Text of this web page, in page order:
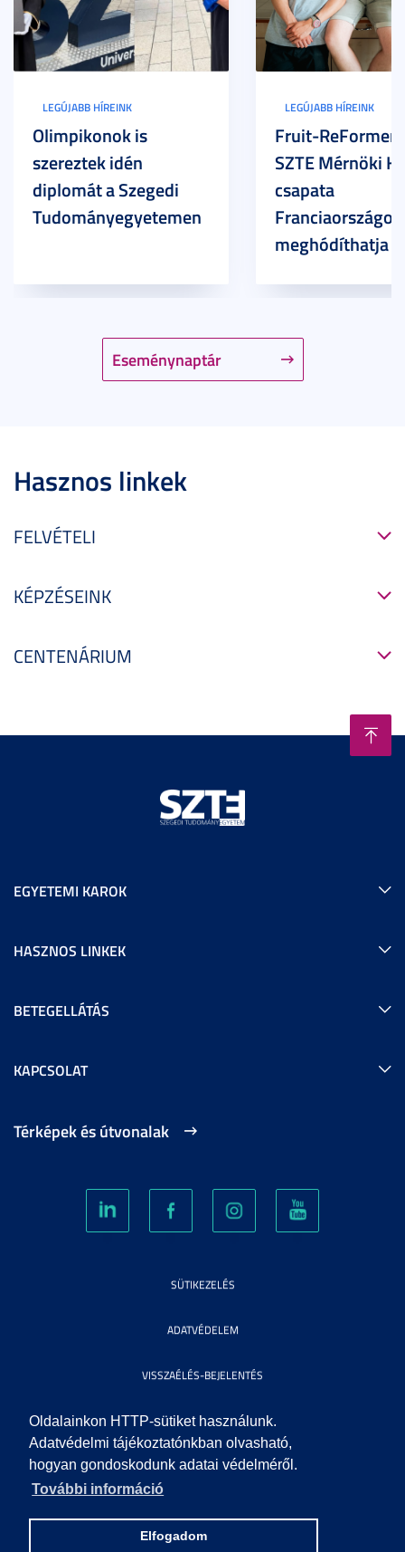
Oldalainkon HTTP-sütiket használunk.
Adatvédelmi tájékoztatónkban olvasható,
hogyan gondoskodunk adatai védelméről.
További információ
Elfogadom
Eseménynaptár
LEGÚJABB HÍREINK
Olimpikonok is
szereztek idén
diplomát a Szegedi
Tudományegyetemen
LEGÚJABB HÍREINK
Fruit-
SZTE Mérnöki
csapata
Franciaországot
meghódíthatja
Hasznos linkek
FELVÉTELI
KÉPZÉSEINK
CENTENÁRIUM
EGYETEMI KAROK
HASZNOS LINKEK
BETEGELLÁTÁS
KAPCSOLAT
Térképek és útvonalak
SÜTIKEZELÉS
ADATVÉDELEM
VISSZAÉLÉS-BEJELENTÉS
KÖZÉRDEKŰ ADATOK
IMPRESSZUM